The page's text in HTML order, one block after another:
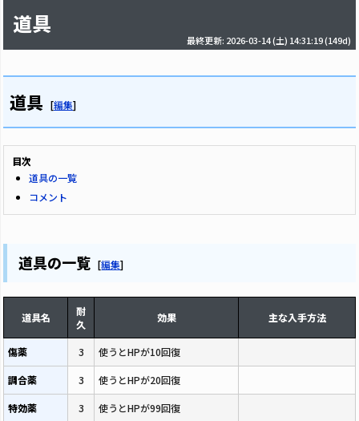
道具
最終更新: 2026-03-14 (土) 14:31:19(149d)
道具 [編集]
目次
道具の一覧
コメント
道具の一覧 [編集]
道具名
耐
久
効果 主な入手方法
傷薬 3 使うとHPが10回復
調合薬 3 使うとHPが20回復
特効薬 3 使うとHPが99回復